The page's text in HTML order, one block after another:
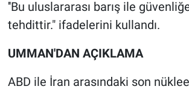
''Bu uluslararası barış ile
tehdittir." ifadelerini kullandı.
UMMAN'DAN AÇIKLAMA
ABD ile İran arasındaki son